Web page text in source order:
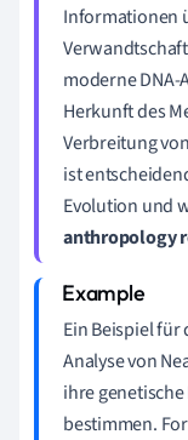
Informationen
moderne DNA-
Herkunft des
Verbreitung
ist
Evolution und
anthropology
Ein Beispiel für
Analyse von
ihre
bestimmen.